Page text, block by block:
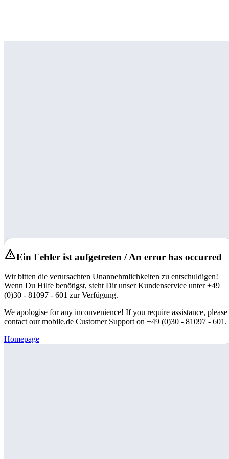
Ein Fehler ist aufgetreten / An error has occurred
Wir bitten die verursachten Unannehmlichkeiten zu entschuldigen!
Wenn Du Hilfe benötigst, steht Dir unser Kundenservice unter +49
(0)30 - 81097 - 601 zur Verfügung.
We apologise for any inconvenience! If you require assistance, please
contact our mobile.de Customer Support on +49 (0)30 - 81097 - 601.
Homepage